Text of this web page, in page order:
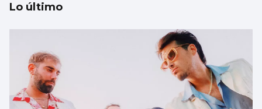
Lo último